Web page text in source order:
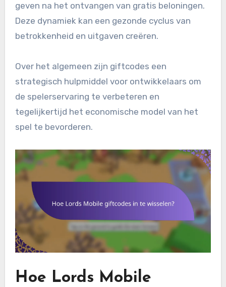
geven na het ontvangen van gratis beloningen.
Deze dynamiek kan een gezonde cyclus van
betrokkenheid en uitgaven creëren.
Over het algemeen zijn giftcodes een
strategisch hulpmiddel voor ontwikkelaars om
de spelerservaring te verbeteren en
tegelijkertijd het economische model van het
spel te bevorderen.
Hoe Lords Mobile